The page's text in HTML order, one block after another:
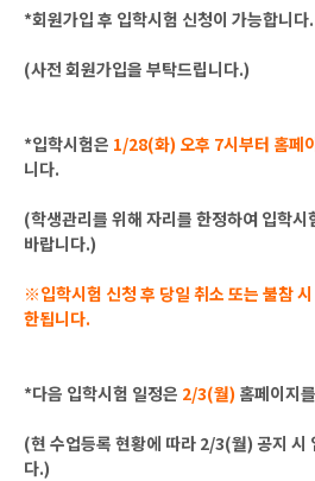
*회원가입 후 입학시험 신청이 가능합니다.
(사전 회원가입을 부탁드립니다.)
*입학시험은 1/28(화) 오후 7시부터 홈페
니다.
(학생관리를 위해 자리를 한정하여 입학
바랍니다.)
※입학시험 신청 후 당일 취소 또는 불참
한됩니다.
*다음 입학시험 일정은 2/3(월) 홈페이지
(현 수업등록 현황에 따라 2/3(월) 공지 시
다.)